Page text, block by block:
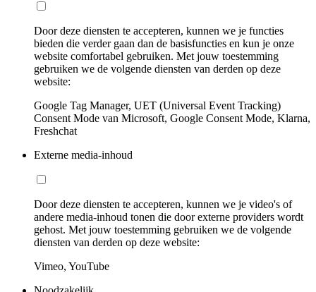
Door deze diensten te accepteren, kunnen we je functies
bieden die verder gaan dan de basisfuncties en kun je onze
website comfortabel gebruiken. Met jouw toestemming
gebruiken we de volgende diensten van derden op deze
website:
Google Tag Manager, UET (Universal Event Tracking)
Consent Mode van Microsoft, Google Consent Mode, Klarna,
Freshchat
Externe media-inhoud
Door deze diensten te accepteren, kunnen we je video's of
andere media-inhoud tonen die door externe providers wordt
gehost. Met jouw toestemming gebruiken we de volgende
diensten van derden op deze website:
Vimeo, YouTube